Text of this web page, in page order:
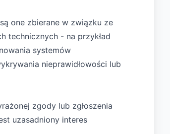
one zbierane w związku ze
technicznych - na przykład
systemów
nieprawidłowości lub
zgody lub zgłoszenia
uzasadniony interes